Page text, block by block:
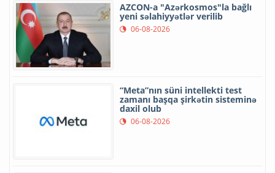
AZCON-a "Azərkosmos"la bağlı
yeni səlahiyyətlər verilib
06-08-2026
“Meta”nın süni intellekti test
zamanı başqa şirkətin sisteminə
daxil olub
06-08-2026